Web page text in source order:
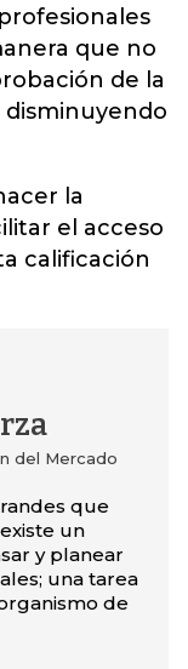
que no
de la
la
el acceso
calificación
del Mercado
que
un
y planear
una tarea
de